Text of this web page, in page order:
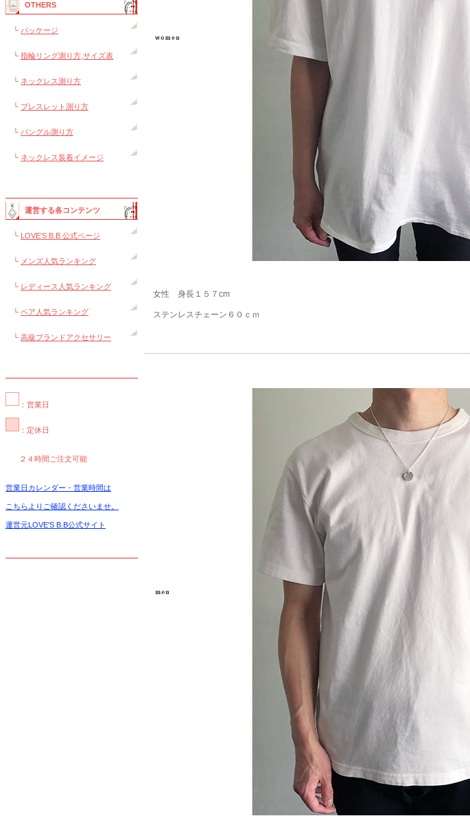
OTHERS
└ パッケージ
└ 指輪リング測り方,サイズ表
└ ネックレス測り方
└ ブレスレット測り方
└ バングル測り方
└ ネックレス装着イメージ
運営する各コンテンツ
└ LOVE'S B.B 公式ページ
└ メンズ人気ランキング
└ レディース人気ランキング
└ ペア人気ランキング
└ 高級ブランドアクセサリー
：営業日
：定休日
２４時間ご注文可能
営業日カレンダー・営業時間は
こちらよりご確認くださいませ。
運営元LOVE'S B.B公式サイト
女性 身長１５７cm
ステンレスチェーン６０ｃｍ